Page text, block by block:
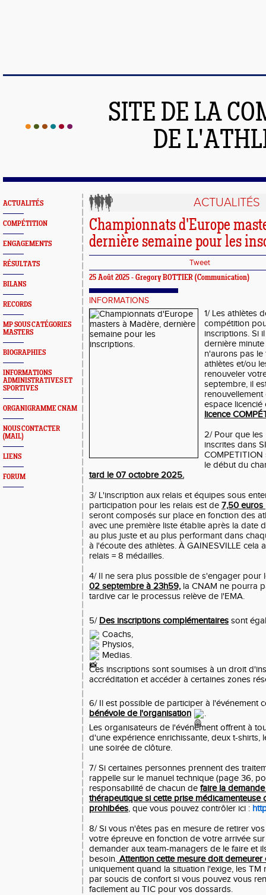
SITE DE LA
DE
ACTUALITÉS
COMPÉTITION
ENGAGEMENTS
RÉSULTATS
BILANS
RECORDS
MP SOUS CATÉGORIES
MASTERS
BIOGRAPHIES
INFORMATIONS
ADMINISTRATIVES ET
SPORTIVES
ORGANIGRAMME CNAM
NOUS CONTACTER
(MAIL)
LIENS
FORUM
ACTUALITÉS
Championnats d'Europe
dernière semaine pour les
Tweet
25 Août 2025 - Gregory BOTTIER (Communication)
INFORMATIONS
1/ Les athlètes
compétition
inscriptions. Si
dernière
n'aurons pas
athlètes et/ou
renouveler
septembre, il
espace
licence
2/ Pour que les
inscrites dans
le début du
tard le 07 octobre 2025.
3/ L'inscription aux relais et équipes sous
participation pour les relais est de 7,50 euros
seront composés sur place en fonction des
avec une première liste établie après la date
au plus juste et au plus performant dans
à l'écoute des athlètes. À GAINESVILLE cela
relais = 8 médailles.
4/ Il ne sera plus possible de s'engager pour
02 septembre à 23h59,la CNAM ne pourra
tardive car le processus relève de l'EMA.
5/ Des inscriptions complémentaires sont
Coachs,
Physios,
Medias.
Ces inscriptions sont soumises à un droit
accréditation et accéder à certaines zones
6/ Il est possible de participer à l'événement
bénévole de l'organisation
.
Les organisateurs de l'événement offrent à
d'une expérience enrichissante, deux t-shirts,
une soirée de clôture.
7/ Si certaines personnes prennent des
rappelle sur le manuel technique (page 36,
responsabilité de chacun de faire la
thérapeutique si cette prise médicamenteuse
prohibées, que vous pouvez contrôler ici :
8/ Si vous n'êtes pas en mesure de retirer
votre épreuve en fonction de votre arrivée
demander aux team-managers de le faire et
besoin. Attention cette mesure doit demeurer
uniquement quand la situation l'exige, les TM
par soucis de confort si vous pouvez vous
facilement au TIC pour vos dossards.